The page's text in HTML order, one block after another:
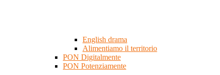
English drama
Alimentiamo il territorio
PON Digitalmente
PON Potenziamente